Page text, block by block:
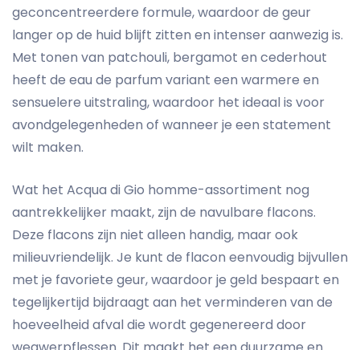
geconcentreerdere formule, waardoor de geur
langer op de huid blijft zitten en intenser aanwezig is.
Met tonen van patchouli, bergamot en cederhout
heeft de eau de parfum variant een warmere en
sensuelere uitstraling, waardoor het ideaal is voor
avondgelegenheden of wanneer je een statement
wilt maken.
Wat het Acqua di Gio homme-assortiment nog
aantrekkelijker maakt, zijn de navulbare flacons.
Deze flacons zijn niet alleen handig, maar ook
milieuvriendelijk. Je kunt de flacon eenvoudig bijvullen
met je favoriete geur, waardoor je geld bespaart en
tegelijkertijd bijdraagt aan het verminderen van de
hoeveelheid afval die wordt gegenereerd door